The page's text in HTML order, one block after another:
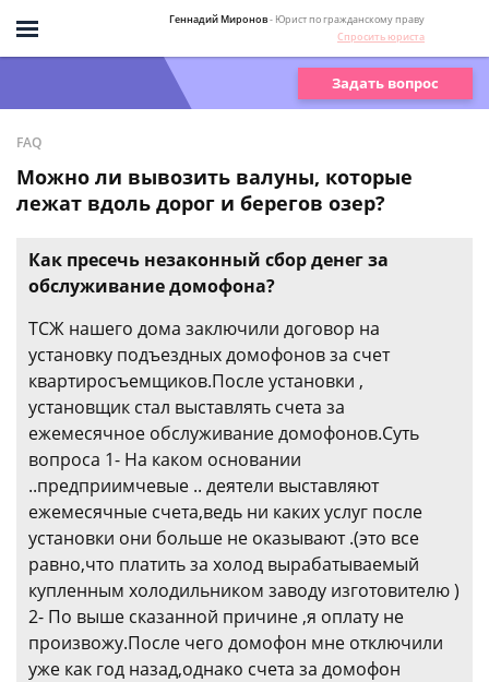
Геннадий Миронов- Юрист по гражданскому праву
Спросить юриста
Задать вопрос
FAQ
Можно ли вывозить валуны, которые
лежат вдоль дорог и берегов озер?
Как пресечь незаконный сбор денег за
обслуживание домофона?
ТСЖ нашего дома заключили договор на
установку подъездных домофонов за счет
квартиросъемщиков.После установки ,
установщик стал выставлять счета за
ежемесячное обслуживание домофонов.Суть
вопроса 1- На каком основании
..предприимчевые .. деятели выставляют
ежемесячные счета,ведь ни каких услуг после
установки они больше не оказывают .(это все
равно,что платить за холод вырабатываемый
купленным холодильником заводу изготовителю )
2- По выше сказанной причине ,я оплату не
произвожу.После чего домофон мне отключили
уже как год назад,однако счета за домофон